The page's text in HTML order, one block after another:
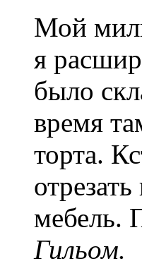
Мой
я
было
время
торта.
мебель.
Гильом.